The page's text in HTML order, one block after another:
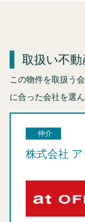
取扱い不動
この物件を取扱う
に合った会社を選
仲介
株式会社 ア